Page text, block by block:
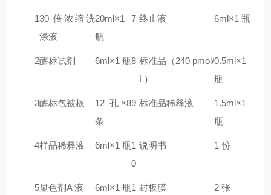
130 倍浓缩洗
涤液
20ml×1
瓶
7 终止液 6ml×1 瓶
2酶标试剂 6ml×1 瓶8 标准品（240 pmol/
L）
0.5ml×1
瓶
3酶标包被板
12 孔×8
条
9 标准品稀释液
1.5ml×1
瓶
4样品稀释液 6ml×1 瓶1
0
说明书 1 份
5显色剂A 液 6ml×1 瓶1 封板膜 2 张